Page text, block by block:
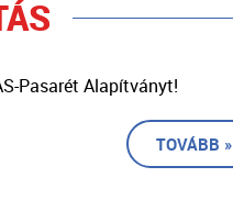
Pasarét Alapítványt!
TOVÁBB »